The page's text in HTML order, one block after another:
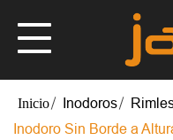
Inodoros
Inodoro Sin Borde a